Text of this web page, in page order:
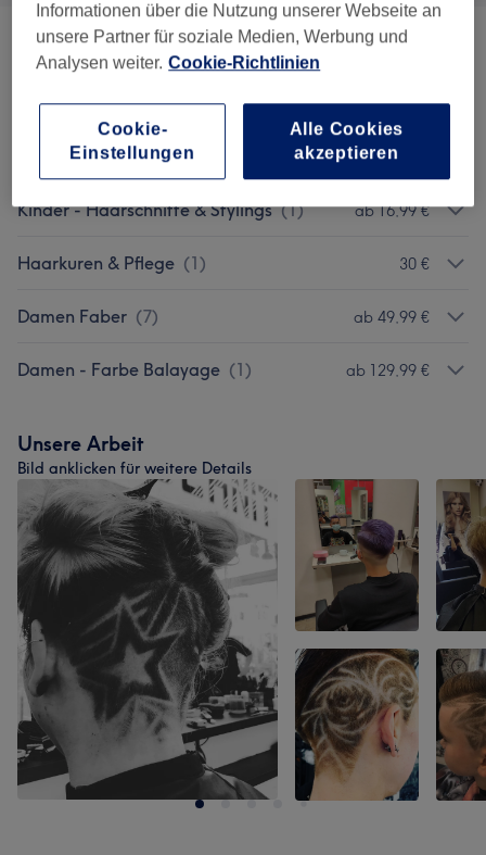
Damen - Haarschnitte & Stylings ( 3 )
Augenbrauen & Wimpernbehandlungen (4) ab 9 €
Herren - Haarschnitte & Stylings 10) ab 6,99 €
Kinder - Haarschnitte & Stylings (1) ab 16,99 €
Haarkuren & Pflege (1) 30 €
Damen Faber (7) ab 49,99 €
Damen - Farbe Balayage (1) ab 129,99 €
Unsere Arbeit
Bild anklicken für weitere Details
Informationen über die Nutzung unserer Webseite an
unsere Partner für soziale Medien, Werbung und
Analysen weiter. Cookie-Richtlinien
Cookie-
Einstellungen
Alle Cookies
akzeptieren